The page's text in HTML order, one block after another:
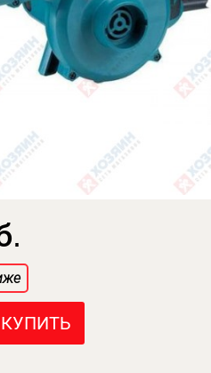
КУПИТЬ